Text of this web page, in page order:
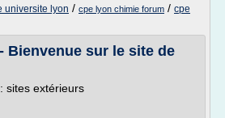
universite lyon / cpe lyon chimie forum / cpe
Bienvenue sur le site de
sites extérieurs